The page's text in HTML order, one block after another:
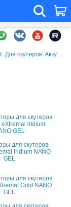
Для скутеров Аккумуляторы для скутеров
для скутеров
Iridium NANO
GEL